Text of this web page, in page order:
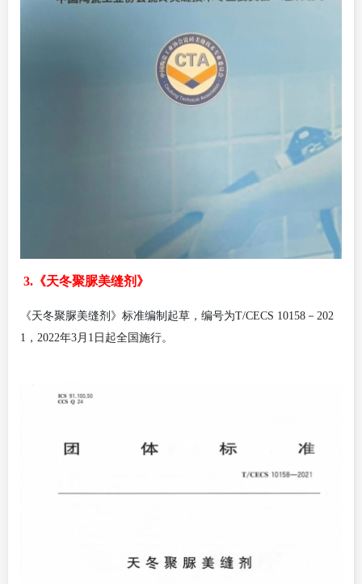
3.《天冬聚脲美缝剂》
《天冬聚脲美缝剂》标准编制起草，编号为T/CECS 10158－202
1，2022年3月1日起全国施行。